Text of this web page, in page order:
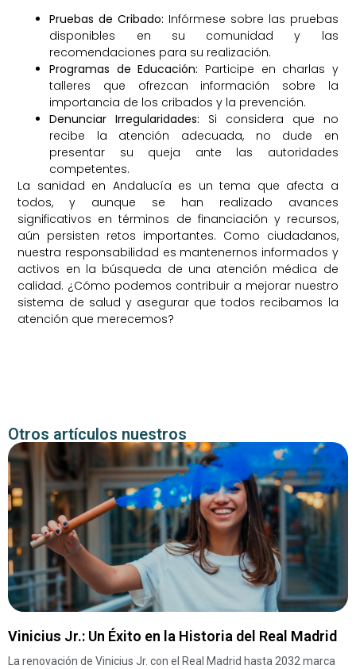
Pruebas de Cribado: Infórmese sobre las pruebas
disponibles en su comunidad y las
recomendaciones para su realización.
Programas de Educación: Participe en charlas y
talleres que ofrezcan información sobre la
importancia de los cribados y la prevención.
Denunciar Irregularidades: Si considera que no
recibe la atención adecuada, no dude en
presentar su queja ante las autoridades
competentes.
La sanidad en Andalucía es un tema que afecta a
todos, y aunque se han realizado avances
significativos en términos de financiación y recursos,
aún persisten retos importantes. Como ciudadanos,
nuestra responsabilidad es mantenernos informados y
activos en la búsqueda de una atención médica de
calidad. ¿Cómo podemos contribuir a mejorar nuestro
sistema de salud y asegurar que todos recibamos la
atención que merecemos?
Otros artículos nuestros
Vinicius Jr.: Un Éxito en la Historia del Real Madrid
La renovación de Vinicius Jr. con el Real Madrid hasta 2032 marca